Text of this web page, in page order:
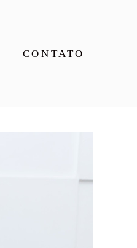
CONTATO